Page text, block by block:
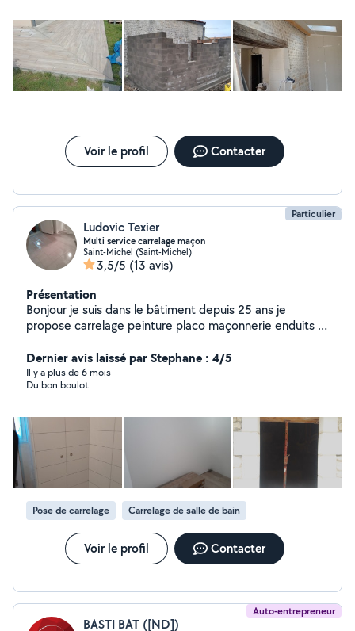
Voir le profil Contacter
Particulier
Ludovic Texier
Multi service carrelage maçon
Saint-Michel (Saint-Michel)
3,5/5 (13 avis)
Présentation
Bonjour je suis dans le bâtiment depuis 25 ans je
propose carrelage peinture placo maçonnerie enduits à
Dernier avis laissé par Stephane : 4/5
Il y a plus de 6 mois
Du bon boulot.
Pose de carrelage Carrelage de salle de bain
Voir le profil Contacter
Auto-entrepreneur
BASTI BAT ([ND])